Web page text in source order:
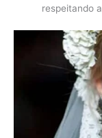
respeitando